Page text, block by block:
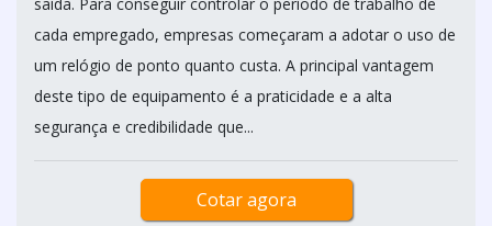
cada empregado, empresas começaram a adotar o uso de
um relógio de ponto quanto custa. A principal vantagem
deste tipo de equipamento é a praticidade e a alta
segurança e credibilidade que...
Cotar agora